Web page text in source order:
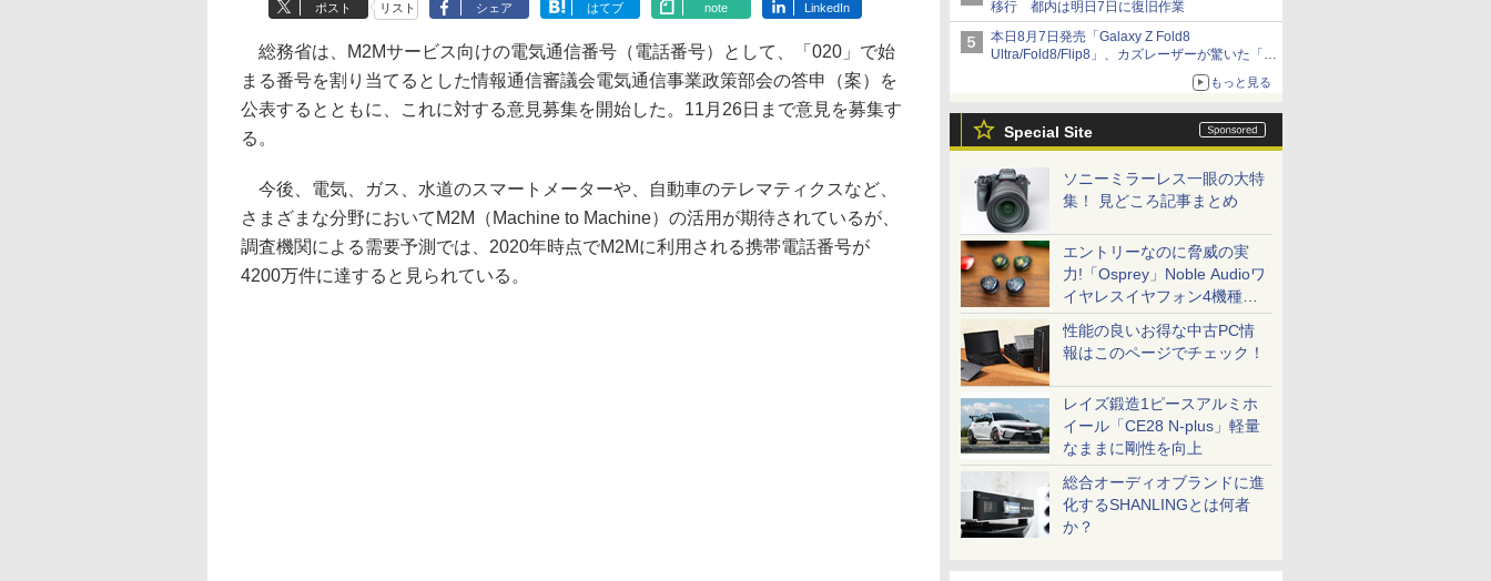
移行 都内は明日7日に復旧作業
本日8月7日発売「Galaxy Z Fold8
Ultra/Fold8/Flip8」、カズレーザーが驚いた「そ
もっと見る
Special Site
ソニーミラーレス一眼の大特
集！ 見どころ記事まとめ
エントリーなのに脅威の実
力!「Osprey」Noble Audioワ
イヤレスイヤフォン4機種を
一気に聴く
性能の良いお得な中古PC情
報はこのページでチェック！
レイズ鍛造1ピースアルミホ
イール「CE28 N-plus」軽量
なままに剛性を向上
総合オーディオブランドに進
化するSHANLINGとは何者
か？
ポスト リスト シェア はてブ note LinkedIn
総務省は、M2Mサービス向けの電気通信番号（電話番号）として、「020」で始
まる番号を割り当てるとした情報通信審議会電気通信事業政策部会の答申（案）を
公表するとともに、これに対する意見募集を開始した。11月26日まで意見を募集す
る。
今後、電気、ガス、水道のスマートメーターや、自動車のテレマティクスなど、
さまざまな分野においてM2M（Machine to Machine）の活用が期待されているが、
調査機関による需要予測では、2020年時点でM2Mに利用される携帯電話番号が
4200万件に達すると見られている。